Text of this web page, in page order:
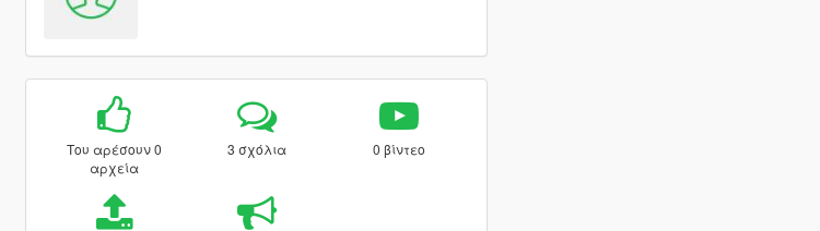
Του αρέσουν 0
αρχεία
3 σχόλια 0 βίντεο